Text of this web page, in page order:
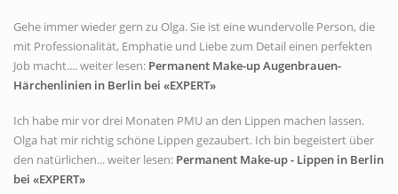
Gehe immer wieder gern zu Olga. Sie ist eine wundervolle Person, die
mit Professionalität, Emphatie und Liebe zum Detail einen perfekten
Job macht.... weiter lesen: Permanent Make-up Augenbrauen-
Härchenlinien in Berlin bei «EXPERT»
Ich habe mir vor drei Monaten PMU an den Lippen machen lassen.
Olga hat mir richtig schöne Lippen gezaubert. Ich bin begeistert über
den natürlichen... weiter lesen: Permanent Make-up - Lippen in Berlin
bei «EXPERT»